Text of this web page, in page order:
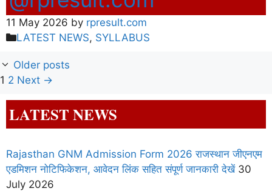
11 May 2026 by rpresult.com
Categories
LATEST NEWS, SYLLABUS
Older posts
Page
1 Page
2 Next →
LATEST NEWS
Rajasthan GNM Admission Form 2026 राजस्थान जीएनएम
एडमिशन नोटिफिकेशन, आवेदन लिंक सहित संपूर्ण जानकारी देखें30
July 2026